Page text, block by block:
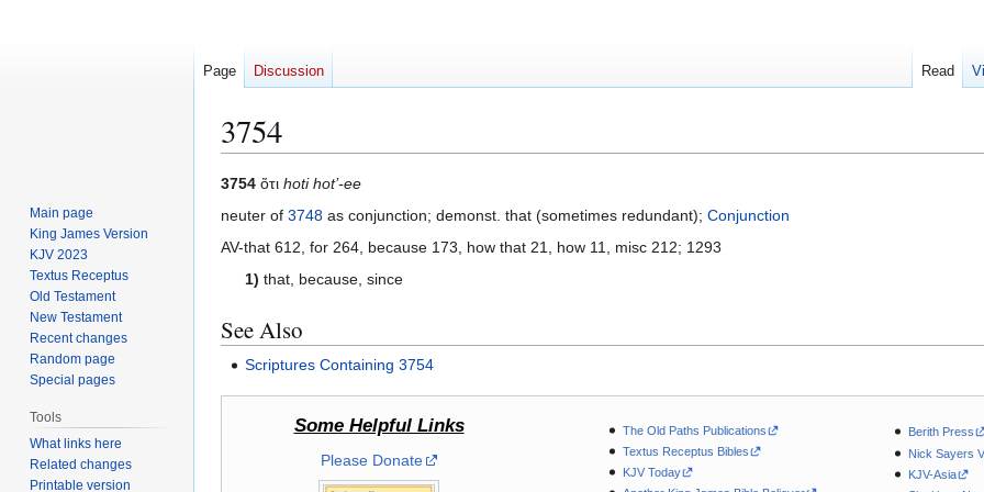
3754
Jump
Jump
3754 ὅτι hoti hot’-ee
neuter of 3748 as conjunction; demonst. that (sometimes redundant); Conjunction
AV-that 612, for 264, because 173, how that 21, how 11, misc 212; 1293
1) that, because, since
See Also
Scriptures Containing 3754
Some Helpful Links
Please Donate
The Old Paths Publications
Textus Receptus Bibles
KJV Today
Berith Press
Nick Sayers
KJV-Asia
Page Discussion Read
Main page
King James Version
KJV 2023
Textus Receptus
Old Testament
New Testament
Recent changes
Random page
Special pages
Tools
What links here
Related changes
Printable version